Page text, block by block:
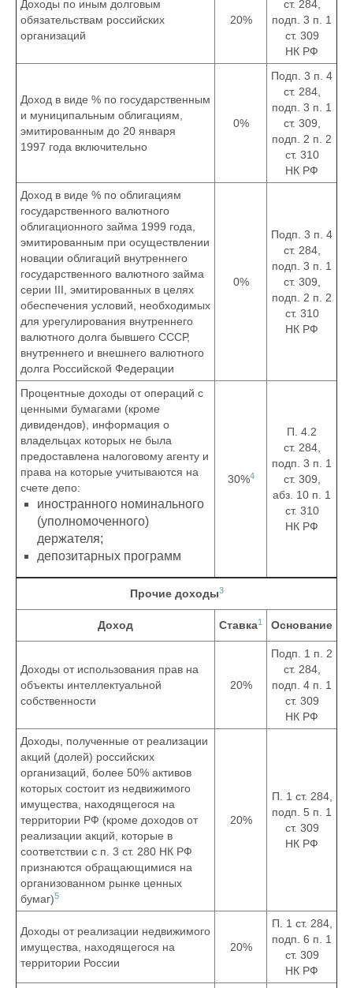
Доходы по иным долговым
обязательствам российских
организаций
20%
ст. 284,
подп. 3 п. 1
ст. 309
НК РФ
Доход в виде % по государственным
и муниципальным облигациям,
эмитированным до 20 января
1997 года включительно
0%
Подп. 3 п. 4
ст. 284,
подп. 3 п. 1
ст. 309,
подп. 2 п. 2
ст. 310
НК РФ
Доход в виде % по облигациям
государственного валютного
облигационного займа 1999 года,
эмитированным при осуществлении
новации облигаций внутреннего
государственного валютного займа
серии III, эмитированных в целях
обеспечения условий, необходимых
для урегулирования внутреннего
валютного долга бывшего СССР,
внутреннего и внешнего валютного
долга Российской Федерации
0%
Подп. 3 п. 4
ст. 284,
подп. 3 п. 1
ст. 309,
подп. 2 п. 2
ст. 310
НК РФ
Процентные доходы от операций с
ценными бумагами (кроме
дивидендов), информация о
владельцах которых не была
предоставлена налоговому агенту и
права на которые учитываются на
счете депо:
иностранного номинального
(уполномоченного)
держателя;
депозитарных программ
30%4
П. 4.2
ст. 284,
подп. 3 п. 1
ст. 309,
абз. 10 п. 1
ст. 310
НК РФ
Прочие доходы3
Доход Ставка1 Основание
Доходы от использования прав на
объекты интеллектуальной
собственности
20%
Подп. 1 п. 2
ст. 284,
подп. 4 п. 1
ст. 309
НК РФ
Доходы, полученные от реализации
акций (долей) российских
организаций, более 50% активов
которых состоит из недвижимого
имущества, находящегося на
территории РФ (кроме доходов от
реализации акций, которые в
соответствии с п. 3 ст. 280 НК РФ
признаются обращающимися на
организованном рынке ценных
бумаг)5
20%
П. 1 ст. 284,
подп. 5 п. 1
ст. 309
НК РФ
Доходы от реализации недвижимого
имущества, находящегося на
территории России
20%
П. 1 ст. 284,
подп. 6 п. 1
ст. 309
НК РФ